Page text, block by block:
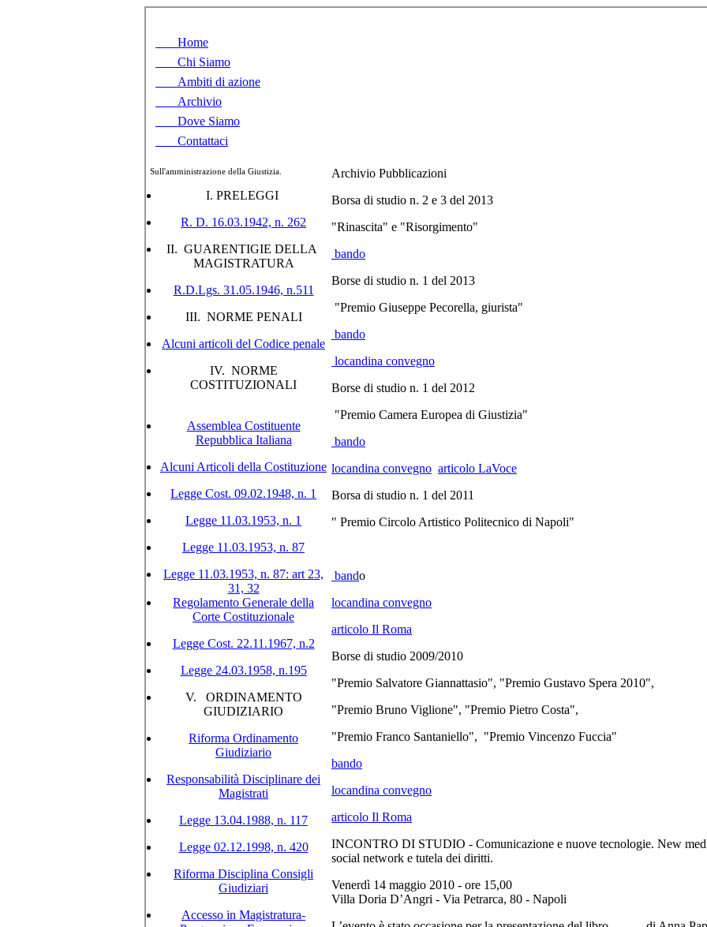
Home
Chi Siamo
Ambiti di azione
Archivio
Dove Siamo
Contattaci
Sull'amministrazione della Giustizia.
I. PRELEGGI
R. D. 16.03.1942, n. 262
II. GUARENTIGIE DELLA
MAGISTRATURA
R.D.Lgs. 31.05.1946, n.511
III. NORME PENALI
Alcuni articoli del Codice penale
IV. NORME
COSTITUZIONALI
Assemblea Costituente
Repubblica Italiana
Alcuni Articoli della Costituzione
Legge Cost. 09.02.1948, n. 1
Legge 11.03.1953, n. 1
Legge 11.03.1953, n. 87
Legge 11.03.1953, n. 87: art 23,
31, 32
Regolamento Generale della
Corte Costituzionale
Legge Cost. 22.11.1967, n.2
Legge 24.03.1958, n.195
V. ORDINAMENTO
GIUDIZIARIO
Riforma Ordinamento
Giudiziario
Responsabilità Disciplinare dei
Magistrati
Legge 13.04.1988, n. 117
Legge 02.12.1998, n. 420
Riforma Disciplina Consigli
Giudiziari
Accesso in Magistratura-
Archivio Pubblicazioni
Borsa di studio n. 2 e 3 del 2013
"Rinascita" e "Risorgimento"
bando
Borse di studio n. 1 del 2013
"Premio Giuseppe Pecorella, giurista"
bando
locandina convegno
Borse di studio n. 1 del 2012
"Premio Camera Europea di Giustizia"
bando
locandina convegno articolo LaVoce
Borsa di studio n. 1 del 2011
" Premio Circolo Artistico Politecnico di Napoli"
bando
locandina convegno
articolo Il Roma
Borse di studio 2009/2010
"Premio Salvatore Giannattasio", "Premio Gustavo Spera 2010",
"Premio Bruno Viglione", "Premio Pietro Costa",
"Premio Franco Santaniello", "Premio Vincenzo Fuccia"
bando
locandina convegno
articolo Il Roma
INCONTRO DI STUDIO - Comunicazione e nuove tecnologie. New
social network e tutela dei diritti.
Venerdì 14 maggio 2010 - ore 15,00
Villa Doria D’Angri - Via Petrarca, 80 - Napoli